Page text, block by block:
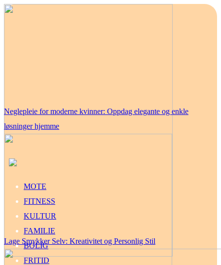
Neglepleie for moderne kvinner: Oppdag elegante og enkle
løsninger hjemme
Lage Smykker Selv: Kreativitet og Personlig Stil
MOTE
FITNESS
KULTUR
FAMILIE
BOLIG
FRITID